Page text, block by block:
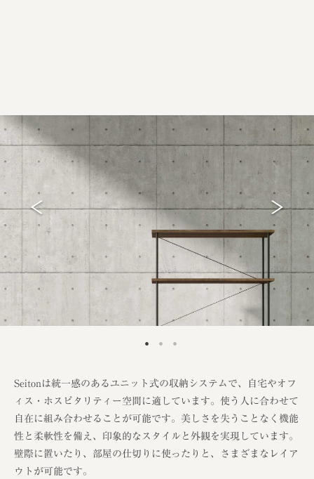
Seitonは統一感のあるユニット式の収納システムで、自宅やオフ
ィス・ホスピタリティー空間に適しています。使う人に合わせて
自在に組み合わせることが可能です。美しさを失うことなく機能
性と柔軟性を備え、印象的なスタイルと外観を実現しています。
壁際に置いたり、部屋の仕切りに使ったりと、さまざまなレイア
ウトが可能です。